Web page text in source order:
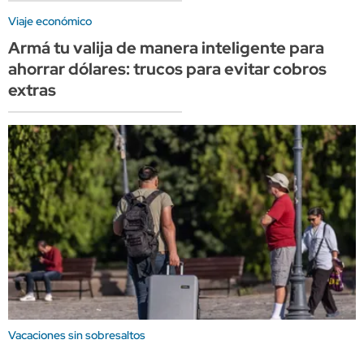
Viaje económico
Armá tu valija de manera inteligente para
ahorrar dólares: trucos para evitar cobros
extras
Vacaciones sin sobresaltos